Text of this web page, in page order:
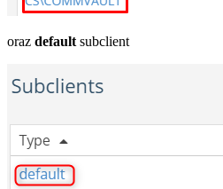
oraz defaultsubclient